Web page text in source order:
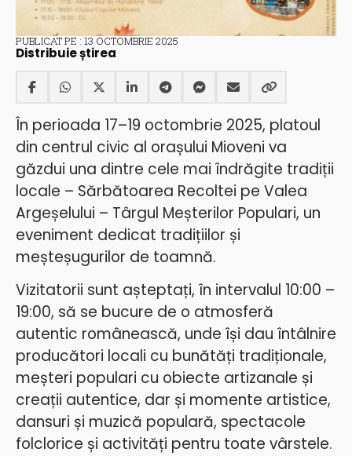
PUBLICAT PE : 13 OCTOMBRIE 2025
Distribuie știrea
În perioada 17–19 octombrie 2025, platoul
din centrul civic al orașului Mioveni va
găzdui una dintre cele mai îndrăgite tradiții
locale – Sărbătoarea Recoltei pe Valea
Argeșelului – Târgul Meșterilor Populari, un
eveniment dedicat tradițiilor și
meșteșugurilor de toamnă.
Vizitatorii sunt așteptați, în intervalul 10:00 –
19:00, să se bucure de o atmosferă
autentic românească, unde își dau întâlnire
producători locali cu bunătăți tradiționale,
meșteri populari cu obiecte artizanale și
creații autentice, dar și momente artistice,
dansuri și muzică populară, spectacole
folclorice și activități pentru toate vârstele.